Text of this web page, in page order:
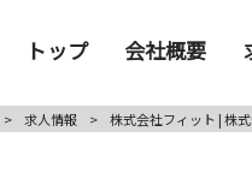
トップ 会社概要
> 求人情報 > 株式会社フィット | 株